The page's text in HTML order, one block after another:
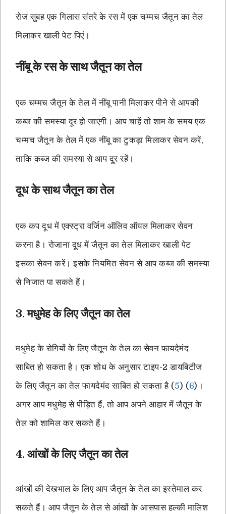
रोज सुबह एक गिलास संतरे के रस में एक चम्मच जैतून का तेल
मिलाकर खाली पेट पिएं।
नींबू के रस के साथ जैतून का तेल
एक चम्मच जैतून के तेल में नींबू पानी मिलाकर पीने से आपकी
कब्ज की समस्या दूर हो जाएगी। आप चाहें तो शाम के समय एक
चम्मच जैतून के तेल में एक नींबू का टुकड़ा मिलाकर सेवन करें,
ताकि कब्ज की समस्या से आप दूर रहें।
दूध के साथ जैतून का तेल
एक कप दूध में एक्स्ट्रा वर्जिन ऑलिव ऑयल मिलाकर सेवन
करना है। रोजाना दूध में जैतून का तेल मिलाकर खाली पेट
इसका सेवन करें। इसके नियमित सेवन से आप कब्ज की समस्या
से निजात पा सकते हैं।
3. मधुमेह के लिए जैतून का तेल
मधुमेह के रोगियों के लिए जैतून के तेल का सेवन फायदेमंद
साबित हो सकता है। एक शोध के अनुसार टाइप-2 डायबिटीज
के लिए जैतून का तेल फायदेमंद साबित हो सकता है (5) (6)।
अगर आप मधुमेह से पीड़ित हैं, तो आप अपने आहार में जैतून के
तेल को शामिल कर सकते हैं।
4. आंखों के लिए जैतून का तेल
आंखों की देखभाल के लिए आप जैतून के तेल का इस्तेमाल कर
सकते हैं। आप जैतून के तेल से आंखों के आसपास हल्की मालिश